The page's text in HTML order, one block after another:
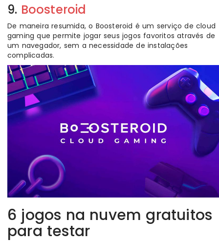
9. Boosteroid
De maneira resumida, o Boosteroid é um serviço de cloud
gaming que permite jogar seus jogos favoritos através de
um navegador, sem a necessidade de instalações
complicadas.
6 jogos na nuvem gratuitos
para testar